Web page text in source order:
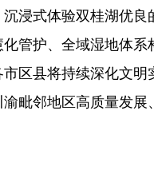
浸式体验双桂湖优
管护、全域湿地体系
区县将持续深化文
毗邻地区高质量发展